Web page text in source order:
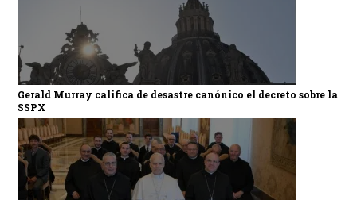
Gerald Murray califica de desastre canónico el decreto sobre la
SSPX